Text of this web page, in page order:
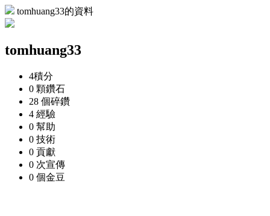
tomhuang33的資料
tomhuang33
4積分
0 顆鑽石
28 個碎鑽
4 經驗
0 幫助
0 技術
0 貢獻
0 次宣傳
0 個金豆